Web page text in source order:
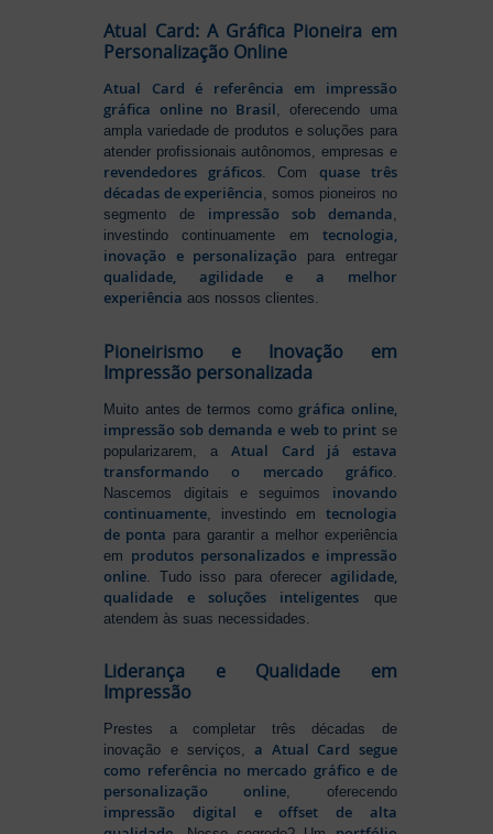
Atual Card: A Gráfica Pioneira em
Personalização Online
Atual Card é referência em impressão
gráfica online no Brasil, oferecendo uma
ampla variedade de produtos e soluções para
atender profissionais autônomos, empresas e
revendedores gráficos. Comquase três
décadas de experiência, somos pioneiros no
segmento de impressão sob demanda,
investindo continuamente em tecnologia,
inovação e personalização para entregar
qualidade, agilidade e a melhor
experiência aos nossos clientes.
Pioneirismo e Inovação em
Impressão personalizada
Muito antes de termos como gráfica online,
impressão sob demanda e web to printse
popularizarem, aAtual Card já estava
transformando o mercado gráfico
Nascemos digitais e seguimos inovando
continuamente , investindo em tecnologia
de ponta para garantir a melhor experiência
em produtos personalizados e impressão
online . Tudo isso para oferecer agilidade,
qualidade e soluções inteligentes que
atendem às suas necessidades.
Liderança e Qualidade em
Impressão
Prestes a completar três décadas de
inovação e serviços,a Atual Card segue
como referência no mercado gráfico e de
personalização online, oferecendo
impressão digital e offset de alta